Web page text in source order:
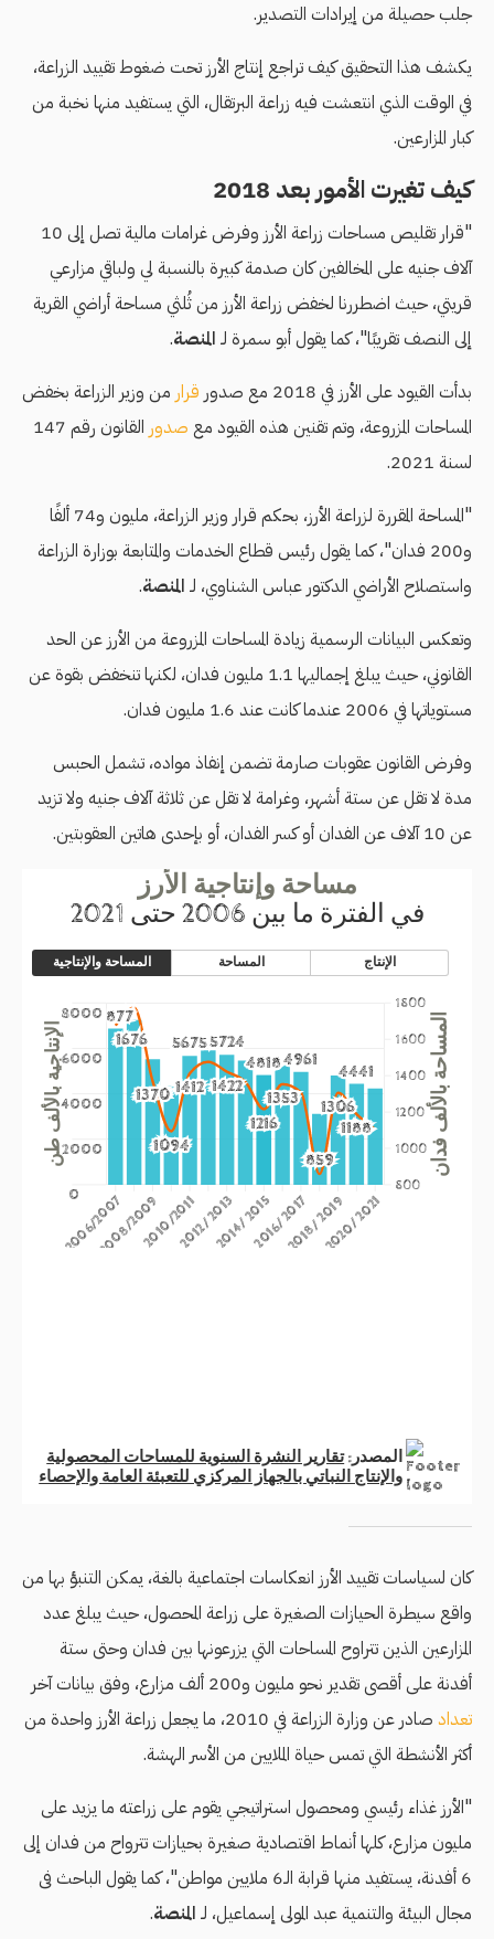
جلب حصيلة من إيرادات التصدير.
يكشف هذا التحقيق كيف تراجع إنتاج الأرز تحت ضغوط تقييد الزراعة،
في الوقت الذي انتعشت فيه زراعة البرتقال، التي يستفيد منها نخبة من
كبار المزارعين.
كيف تغيرت الأمور بعد 2018
"قرار تقليص مساحات زراعة الأرز وفرض غرامات مالية تصل إلى 10
آلاف جنيه على المخالفين كان صدمة كبيرة بالنسبة لي ولباقي مزارعي
قريتي، حيث اضطررنا لخفض زراعة الأرز من ثُلثي مساحة أراضي القرية
إلى النصف تقريبًا"، كما يقول أبو سمرة لـ المنصة.
بدأت القيود على الأرز في 2018 مع صدور
قرار من وزير الزراعة بخفض
المساحات المزروعة، وتم تقنين هذه القيود مع صدور
القانون رقم 147
لسنة 2021.
"المساحة المقررة لزراعة الأرز، بحكم قرار وزير الزراعة، مليون و74 ألفًا
و200 فدان"، كما يقول رئيس قطاع الخدمات والمتابعة بوزارة الزراعة
واستصلاح الأراضي الدكتور عباس الشناوي، لـ المنصة.
وتعكس البيانات الرسمية زيادة المساحات المزروعة من الأرز عن الحد
القانوني، حيث يبلغ إجماليها 1.1 مليون فدان، لكنها تنخفض بقوة عن
مستوياتها في 2006 عندما كانت عند 1.6 مليون فدان.
وفرض القانون عقوبات صارمة تضمن إنفاذ مواده، تشمل الحبس
مدة لا تقل عن ستة أشهر، وغرامة لا تقل عن ثلاثة آلاف جنيه ولا تزيد
عن 10 آلاف عن الفدان أو كسر الفدان، أو بإحدى هاتين العقوبتين.
كان لسياسات تقييد الأرز انعكاسات اجتماعية بالغة، يمكن التنبؤ بها من
واقع سيطرة الحيازات الصغيرة على زراعة المحصول، حيث يبلغ عدد
المزارعين الذين تتراوح المساحات التي يزرعونها بين فدان وحتى ستة
أفدنة على أقصى تقدير نحو مليون و200 ألف مزارع، وفق بيانات آخر
تعداد
صادر عن وزارة الزراعة في 2010، ما يجعل زراعة الأرز واحدة من
أكثر الأنشطة التي تمس حياة الملايين من الأسر الهشة.
"الأرز غذاء رئيسي ومحصول استراتيجي يقوم على زراعته ما يزيد على
مليون مزارع، كلها أنماط اقتصادية صغيرة بحيازات تترواح من فدان إلى
6 أفدنة، يستفيد منها قرابة الـ6 ملايين مواطن"، كما يقول الباحث فى
مجال البيئة والتنمية عبد المولى إسماعيل، لـ المنصة.